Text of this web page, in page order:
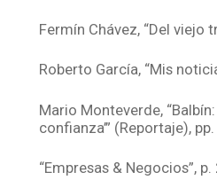
Fermín Chávez, “Del viejo
Roberto García, “Mis
Mario Monteverde,
confianza’” (Reportaje),
“Empresas & Negocios”, p.